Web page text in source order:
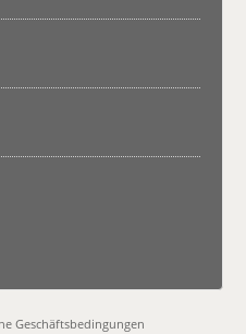
Geschäftsbedingungen